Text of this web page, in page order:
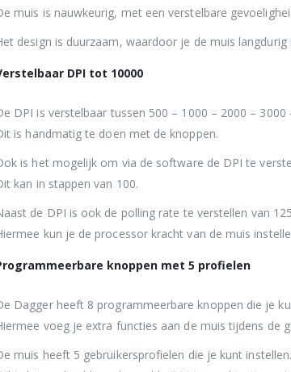
muis is nauwkeurig, met een verstelbare
design is duurzaam, waardoor je de muis langdurig
DPI tot 10000
DPI is verstelbaar tussen 500 – 1000 – 2000 – 3000
is handmatig te doen met de knoppen.
is het mogelijk om via de software de DPI te
kan in stappen van 100.
de DPI is ook de polling rate te verstellen van
kun je de processor kracht van de muis
knoppen met 5 profielen
Dagger heeft 8 programmeerbare knoppen die je
voeg je extra functies aan de muis tijdens de
muis heeft 5 gebruikersprofielen die je kunt instellen.